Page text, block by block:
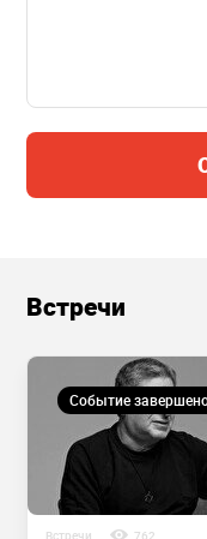
Встречи
Событие
Встречи 762